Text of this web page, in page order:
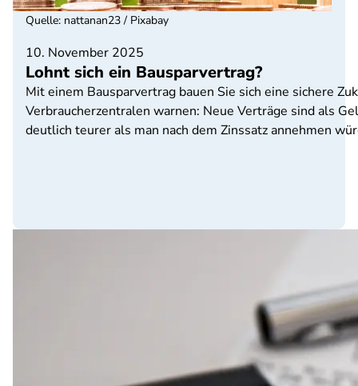
10. November 2025
Lohnt sich ein Bausparvertrag?
Mit einem Bausparvertrag bauen Sie sich eine sichere
Verbraucherzentralen warnen: Neue Verträge sind als
deutlich teurer als man nach dem Zinssatz annehmen
Quelle: nattanan23 / Pixabay